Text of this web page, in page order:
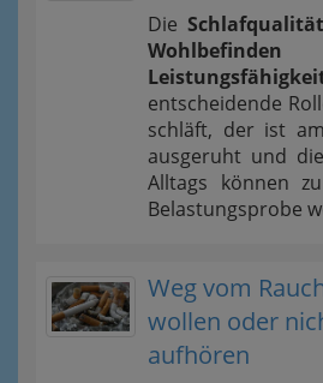
Die Schlafqualität
entscheidende
schläft, der ist
ausgeruht und
Alltags können
Belastungsprobe
Weg vom
wollen oder
aufhören